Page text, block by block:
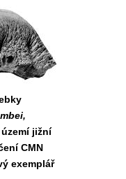
jižní
CMN
exemplář